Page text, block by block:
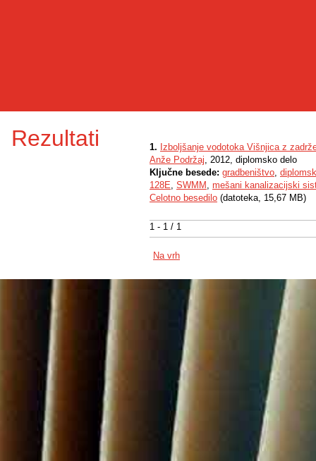
Rezultati
1 - 1 / 1
1. Izboljšanje vodotoka Višnjica z
Anže Podržaj, 2012, diplomsko delo
Ključne besede: gradbeništvo,
128E, SWMM , mešani kanalizacijski
Celotno besedilo (datoteka, 15,67 MB)
Na vrh